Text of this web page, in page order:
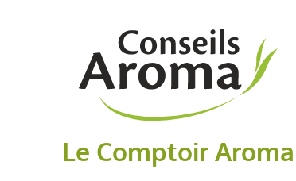
Le Comptoir Aroma